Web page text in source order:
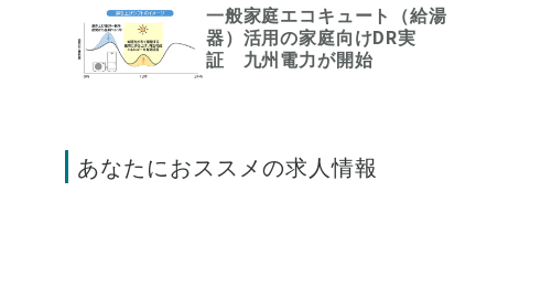
一般家庭エコキュート（給湯
器）活用の家庭向けDR実
証 九州電力が開始
あなたにおススメの求人情報